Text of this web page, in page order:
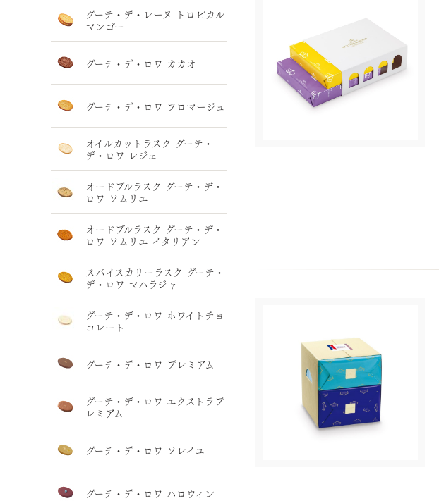
グーテ・デ・レーヌ トロピカル
マンゴー
グーテ・デ・ロワ カカオ
グーテ・デ・ロワ フロマージュ
オイルカットラスク グーテ・
デ・ロワ レジェ
オードブルラスク グーテ・デ・
ロワ ソムリエ
オードブルラスク グーテ・デ・
ロワ ソムリエ イタリアン
スパイスカリーラスク グーテ・
デ・ロワ マハラジャ
グーテ・デ・ロワ ホワイトチョ
コレート
グーテ・デ・ロワ プレミアム
グーテ・デ・ロワ エクストラプ
レミアム
グーテ・デ・ロワ ソレイユ
グーテ・デ・ロワ ハロウィン